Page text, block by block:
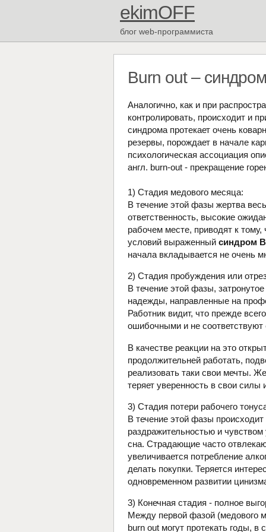
ekimOFF
блог web-программиста
Burn out –
Аналогично, как и при
контролировать, происходит и
синдрома протекает очень
резервы, порождает в начале
психологическая ассоциация
англ. burn-out - прекращение
1) Стадия медового месяца:
В течение этой фазы жертва
ответственность, высокие
рабочем месте, приводят к
условий выраженный синдром
начала вкладывается не очень
2) Стадия пробуждения или
В течение этой фазы,
надежды, направленные на
Работник видит, что прежде
ошибочными и не
В качестве реакции на это
продолжительней работать,
реализовать таки свои мечты.
теряет уверенность в свои
3) Стадия потери рабочего
В течение этой фазы
раздражительностью и
сна. Страдающие часто
увеличивается потребление
делать покупки. Теряется
одновременном развитии
3) Конечная стадия - полное
Между первой фазой (медового
burn out могут протекать годы, в